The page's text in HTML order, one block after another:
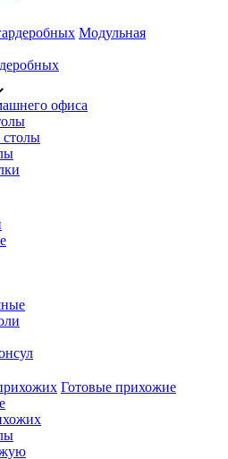
Модульная
офиса
Готовые прихожие